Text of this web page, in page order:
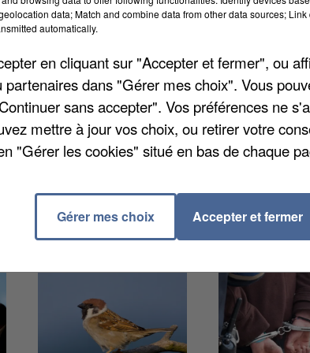
et une mammographie de dépistage,
« dans toutes les tranches d'âge ».
d'âge) qui se sont faites dépister sur la
46,3%. L'événement
Octobre Rose , qui
pourrait faire gagner quelques points au
data; Match and combine data from other data sources;
automatically.
en cliquant sur "Accepter et fermer", ou
partenaires dans "Gérer mes choix". Vous
sans accepter". Vos préférences ne
mettre à jour vos choix, ou retirer votre
"Gérer les cookies" situé en bas de chaque
Gérer mes choix Accepter et fermer